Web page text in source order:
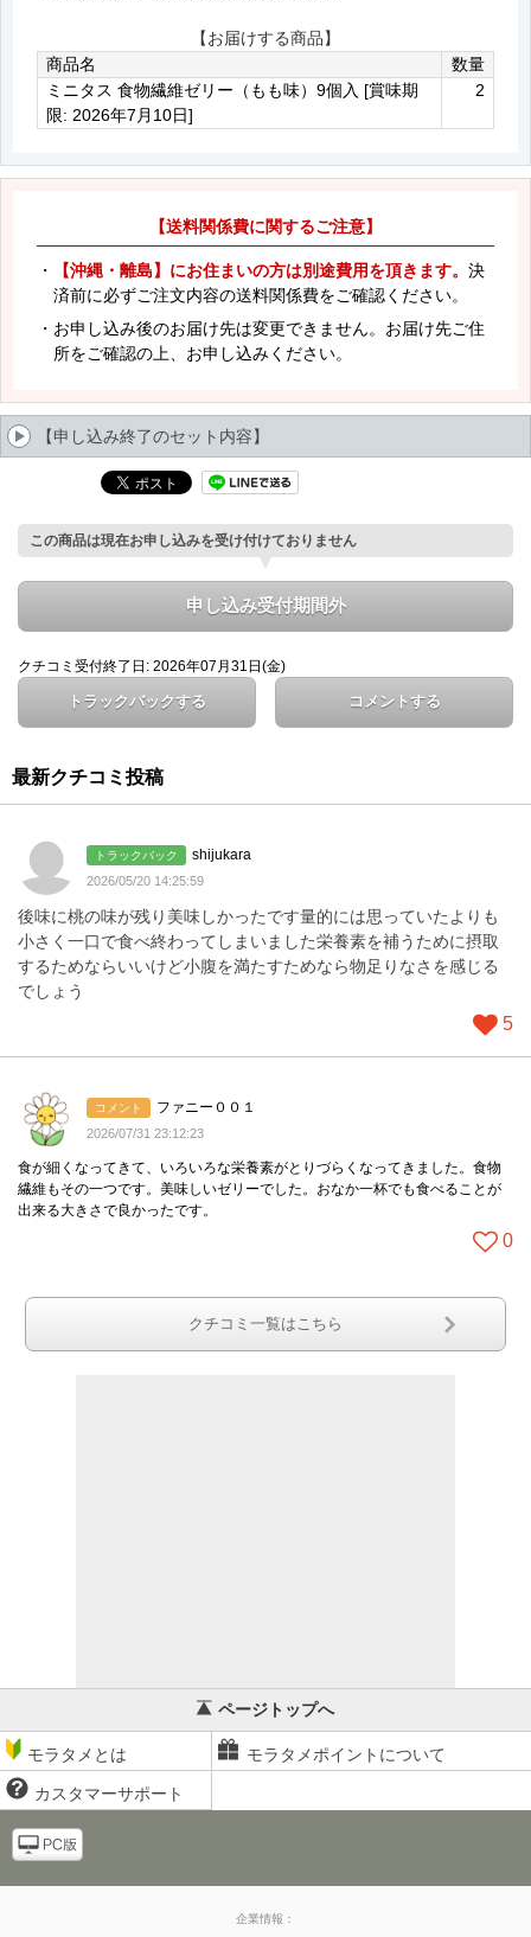
【お届けする商品】
商品名
数量
ミニタス 食物繊維ゼリー（もも味）9個入 [賞味期
限: 2026年7月10日]
2
【送料関係費に関するご注意】
・ 【沖縄・離島】にお住まいの方は別途費用を頂きます。 決
済前に必ずご注文内容の送料関係費をご確認ください。
・お申し込み後のお届け先は変更できません。お届け先ご住
所をご確認の上、お申し込みください。
【申し込み終了のセット内容】
この商品は現在お申し込みを受け付けておりません
申し込み受付期間外
クチコミ受付終了日: 2026年07月31日(金)
トラックバックする コメントする
最新クチコミ投稿
トラックバック shijukara
2026/05/20 14:25:59
後味に桃の味が残り美味しかったです量的には思っていたよりも
小さく一口で食べ終わってしまいました栄養素を補うために摂取
するためならいいけど小腹を満たすためなら物足りなさを感じる
でしょう
5
コメント ファニー００１
2026/07/31 23:12:23
食が細くなってきて、いろいろな栄養素がとりづらくなってきました。食物
繊維もその一つです。美味しいゼリーでした。おなか一杯でも食べることが
出来る大きさで良かったです。
0
クチコミ一覧はこちら
ページトップへ
モラタメとは モラタメポイントについて
カスタマーサポート
企業情報：